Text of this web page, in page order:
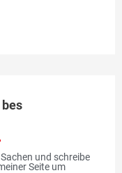
und schreibe
Seite um